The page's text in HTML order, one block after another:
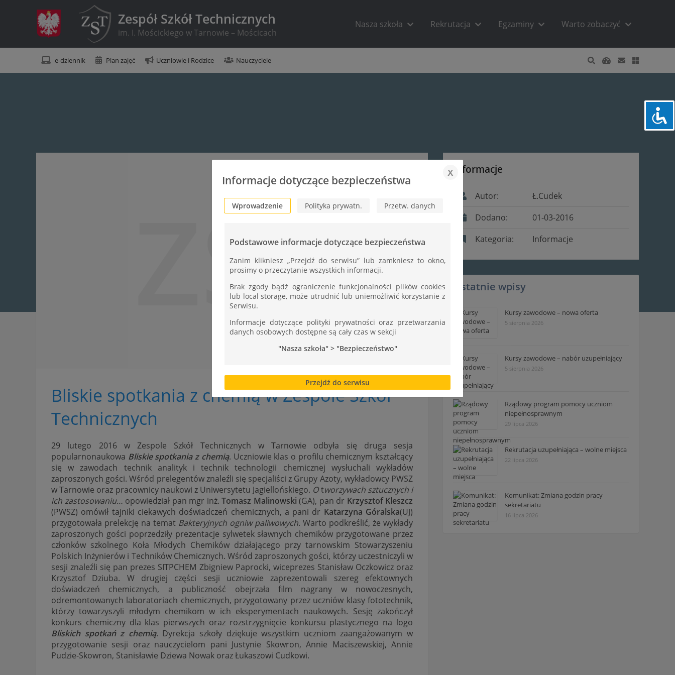
Zespół Szkół Technicznych
im. I. Mościckiego w Tarnowie – Mościcach
Nasza szkoła Rekrutacja Egzaminy Warto zobaczyć
e-dziennik Plan zajęć Uczniowie i Rodzice Nauczyciele
ZST
Bliskie spotkania z chemią w Zespole Szkół
Technicznych
29 lutego 2016 w Zespole Szkół Technicznych w Tarnowie odbyła się druga sesja
popularnonaukowa Bliskie spotkania z chemią. Uczniowie klas o profilu chemicznym kształcący
się w zawodach technik analityk i technik technologii chemicznej wysłuchali wykładów
zaproszonych gości. Wśród prelegentów znaleźli się specjaliści z Grupy Azoty, wykładowcy PWSZ
w Tarnowie oraz pracownicy naukowi z Uniwersytetu Jagiellońskiego. Otworzywach sztucznych i
ich zastosowaniu… opowiedział pan mgr inż. Tomasz Malinowski (GA), pan dr Krzysztof Kleszcz
(PWSZ) omówił tajniki ciekawych doświadczeń chemicznych, a pani dr Katarzyna Góralska(UJ)
przygotowała prelekcję na temat Bakteryjnych ogniw paliwowych. Warto podkreślić, że wykłady
zaproszonych gości poprzedziły prezentacje sylwetek sławnych chemików przygotowane przez
członków szkolnego Koła Młodych Chemików działającego przy tarnowskim Stowarzyszeniu
Polskich Inżynierów i Techników Chemicznych. Wśród zaproszonych gości, którzy uczestniczyli w
sesji znaleźli się pan prezes SITPCHEM Zbigniew Paprocki, wiceprezes Stanisław Oczkowicz oraz
Krzysztof Dziuba. W drugiej części sesji uczniowie zaprezentowali szereg efektownych
doświadczeń chemicznych, a publiczność obejrzała film nagrany w nowoczesnych,
odremontowanych laboratoriach chemicznych, przygotowany przez uczniów klasy fototechnik,
którzy towarzyszyli młodym chemikom w ich eksperymentach naukowych. Sesję zakończył
konkurs chemiczny dla klas pierwszych oraz rozstrzygnięcie konkursu plastycznego na logo
Bliskich spotkań z chemią. Dyrekcja szkoły dziękuje wszystkim uczniom zaangażowanym w
przygotowanie sesji oraz nauczycielom pani Justynie Skowron, Annie Maciszewskiej, Annie
Pudzie-Skowron, Stanisławie Dziewa Nowak oraz Łukaszowi Cudkowi.
Informacje
Autor:
Ł.Cudek
Dodano:
01-03-2016
Kategoria:
Informacje
Ostatnie wpisy
Kursy zawodowe – nowa oferta
5 sierpnia 2026
Kursy zawodowe – nabór uzupełniający
5 sierpnia 2026
Rządowy program pomocy uczniom
niepełnosprawnym
29 lipca 2026
Rekrutacja uzupełniająca – wolne miejsca
22 lipca 2026
Komunikat: Zmiana godzin pracy
sekretariatu
16 lipca 2026
Informacje dotyczące bezpieczeństwa
x
Wprowadzenie Polityka prywatn. Przetw. danych
Podstawowe informacje dotyczące bezpieczeństwa
Zanim klikniesz „Przejdź do serwisu” lub zamkniesz to okno,
prosimy o przeczytanie wszystkich informacji.
Brak zgody bądź ograniczenie funkcjonalności plików cookies
lub local storage, może utrudnić lub uniemożliwić korzystanie z
Serwisu.
Informacje dotyczące polityki prywatności oraz przetwarzania
danych osobowych dostępne są cały czas w sekcji
"Nasza szkoła" > "Bezpieczeństwo"
Przejdź do serwisu